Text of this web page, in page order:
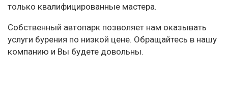
только квалифицированные мастера.
Собственный автопарк позволяет нам оказывать
услуги бурения по низкой цене. Обращайтесь в нашу
компанию и Вы будете довольны.